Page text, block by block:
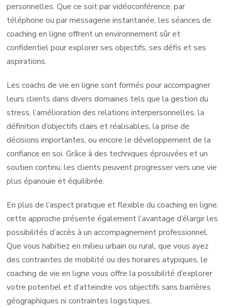
personnelles. Que ce soit par vidéoconférence, par
téléphone ou par messagerie instantanée, les séances de
coaching en ligne offrent un environnement sûr et
confidentiel pour explorer ses objectifs, ses défis et ses
aspirations.
Les coachs de vie en ligne sont formés pour accompagner
leurs clients dans divers domaines tels que la gestion du
stress, l’amélioration des relations interpersonnelles, la
définition d’objectifs clairs et réalisables, la prise de
décisions importantes, ou encore le développement de la
confiance en soi. Grâce à des techniques éprouvées et un
soutien continu, les clients peuvent progresser vers une vie
plus épanouie et équilibrée.
En plus de l’aspect pratique et flexible du coaching en ligne,
cette approche présente également l’avantage d’élargir les
possibilités d’accès à un accompagnement professionnel.
Que vous habitiez en milieu urbain ou rural, que vous ayez
des contraintes de mobilité ou des horaires atypiques, le
coaching de vie en ligne vous offre la possibilité d’explorer
votre potentiel et d’atteindre vos objectifs sans barrières
géographiques ni contraintes logistiques.